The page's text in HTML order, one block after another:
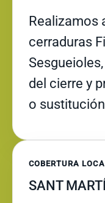
Realizamos
cerraduras
del cierre y
o
COBERTURA
SANT